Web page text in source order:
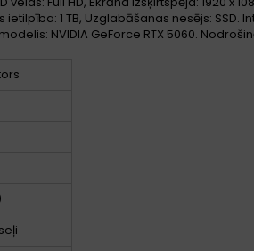
1 TB, Uzglabāšanas nesējs: SSD.
NVIDIA GeForce RTX 5060.